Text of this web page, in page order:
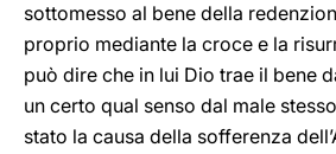
sottomesso al bene della
proprio mediante la croce e la
può dire che in lui Dio trae il bene
un certo qual senso dal male
stato la causa della sofferenza